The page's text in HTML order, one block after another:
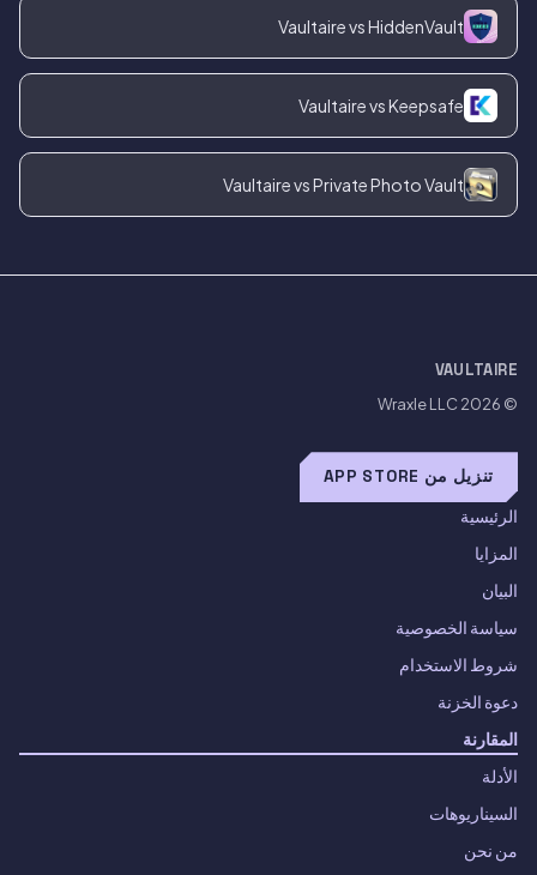
Vaultaire vs HiddenVault
Vaultaire vs Keepsafe
Vaultaire vs Private Photo Vault
VAULTAIRE
© 2026
Wraxle LLC
تنزيل من APP STORE
الرئيسية
المزايا
البيان
سياسة الخصوصية
شروط الاستخدام
دعوة الخزنة
المقارنة
الأدلة
السيناريوهات
من نحن